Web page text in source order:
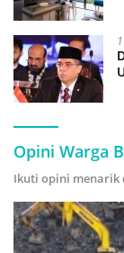
Opini Warga
Ikuti opini menarik